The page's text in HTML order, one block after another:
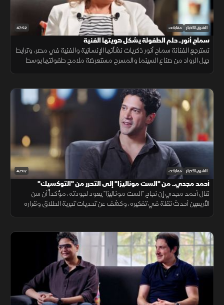
47:52 الشرق للأخبار مقابلات
سماح أنور.. حلم الطفولة يشكل هويتها الفنية
تسترجع الفنانة سماح أنور ذكريات نشأتها الإنسانية والفنية في مصر، وترابط
جيل الرواد من صناع السينما والمسرح مستعرضة ملامح طفولتها بوسط
47:07 الشرق للأخبار مقابلات
أحمد مجدي.. من "الست موناليزا" إلى التحرر من "التوكسيك"
قال أحمد مجدي إن نجاح "الست موناليزا" يعود لجودته، مؤكداً أن سن
الأربعين أحدث نقلة في تفكيره، وكشف عن تحديات تجربة الطلاق وقراره